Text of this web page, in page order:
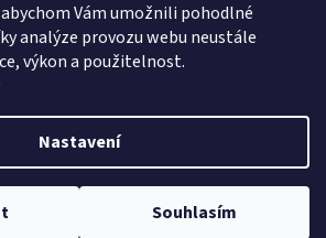
Vám umožnili pohodlné
analýze provozu webu neustále
výkon a použitelnost.
Nastavení
Souhlasím